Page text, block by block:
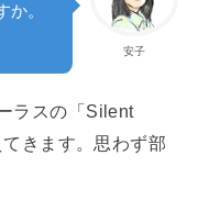
安子
か。
ラスの「Silent
きます。思わず部